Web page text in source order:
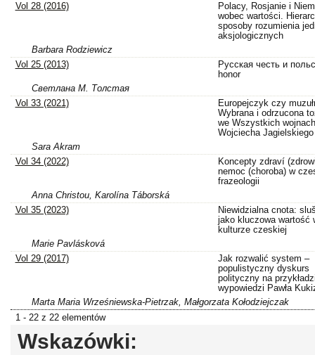
Vol 28 (2016)
Polacy, Rosjanie i
wobec wartości.
sposoby rozumienia
aksjologicznych
Barbara Rodziewicz
Vol 25 (2013)
Русская честь и
honor
Свeтлана M. Толстая
Vol 33 (2021)
Europejczyk czy
Wybrana i odrzucona
we Wszystkich
Wojciecha Jagielskiego
Sara Akram
Vol 34 (2022)
Koncepty zdraví
nemoc (choroba) w
frazeologii
Anna Christou, Karolína Táborská
Vol 35 (2023)
Niewidzialna cnota:
jako kluczowa wartość
kulturze czeskiej
Marie Pavlásková
Vol 29 (2017)
Jak rozwalić system –
populistyczny dyskurs
polityczny na
wypowiedzi Pawła
Marta Maria Wrześniewska-Pietrzak, Małgorzata Kołodziejczak
1 - 22 z 22 elementów
Wskazówki: